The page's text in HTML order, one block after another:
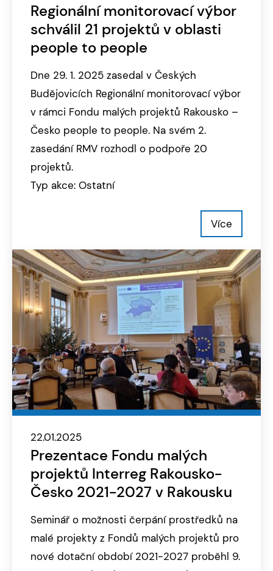
Regionální monitorovací výbor
schválil 21 projektů v oblasti
people to people
Dne 29. 1. 2025 zasedal v Českých
Budějovicích Regionální monitorovací výbor
v rámci Fondu malých projektů Rakousko –
Česko people to people. Na svém 2.
zasedání RMV rozhodl o podpoře 20
projektů.
Typ akce: Ostatní
Více
22.01.2025
Prezentace Fondu malých
projektů Interreg Rakousko-
Česko 2021-2027 v Rakousku
Seminář o možnosti čerpání prostředků na
malé projekty z Fondů malých projektů pro
nové dotační období 2021-2027 proběhl 9.